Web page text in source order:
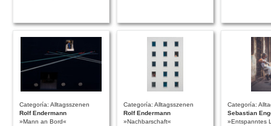
Categoría: Alltagsszenen
Rolf Endermann
»Mann an Bord«
Categoría: Alltagsszenen
Rolf Endermann
»Nachbarschaft«
Categoría:
Sebastian
»Entspanntes